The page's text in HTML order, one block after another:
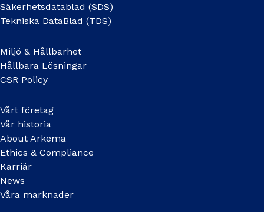
Säkerhetsdatablad (SDS)
Tekniska DataBlad (TDS)
Miljö & Hållbarhet
Hållbara Lösningar
CSR Policy
Vårt företag
Vår historia
About Arkema
Ethics & Compliance
Karriär
News
Våra marknader